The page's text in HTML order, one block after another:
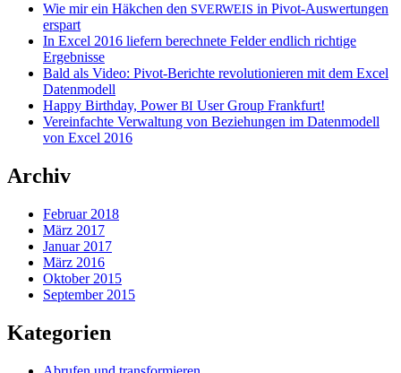
Wie mir ein Häkchen den SVERWEIS in Pivot-Auswertungen
erspart
In Excel 2016 liefern berechnete Felder endlich richtige
Ergebnisse
Bald als Video: Pivot-Berichte revolutionieren mit dem Excel
Datenmodell
Happy Birthday, PowerBI User Group Frankfurt!
Vereinfachte Verwaltung von Beziehungen im Datenmodell
von Excel 2016
Archiv
Februar 2018
März 2017
Januar 2017
März 2016
Oktober 2015
September 2015
Kategorien